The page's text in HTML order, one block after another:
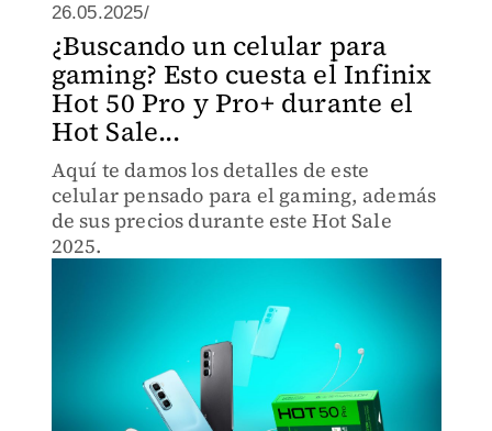
26.05.2025/
¿Buscando un celular para
gaming? Esto cuesta el Infinix
Hot 50 Pro y Pro+ durante el
Hot Sale...
Aquí te damos los detalles de este
celular pensado para el gaming, además
de sus precios durante este Hot Sale
2025.